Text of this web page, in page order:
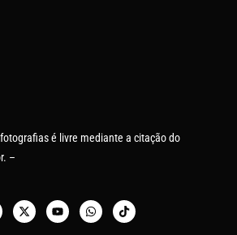
é livre mediante a citação do
–